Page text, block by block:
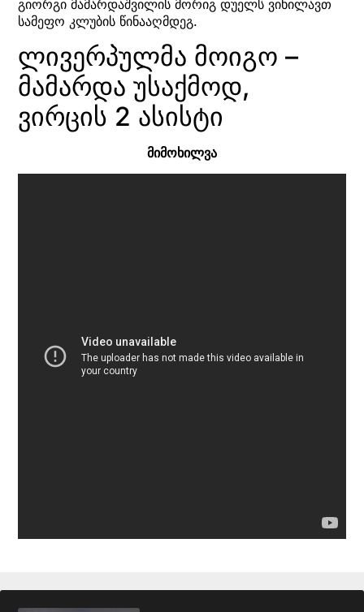
გიორგი მამარდაშვილის მორიგ დუელს ვიხილავთ
სამეფო კლუბის წინააღმდეგ.
ლივერპულმა მოიგო –
მამარდა უსაქმოდ,
ვირცის 2 ასისტი
მიმოხილვა